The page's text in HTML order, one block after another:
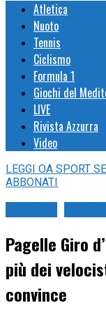
Atletica
Nuoto
Tennis
Ciclismo
Formula 1
Giochi del
LIVE
Rivista Azzurra
Video
LEGGI OA SPORT
ABBONATI
Pagelle Giro
più dei
convince